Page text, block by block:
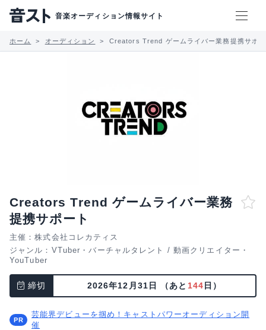
音楽オーディション情報サイト
ホーム オーディション Creators Trend ゲームライバー業務提携サポ
Creators Trend ゲームライバー業務
提携サポート
主催：株式会社コレカティス
ジャンル： VTuber・バーチャルタレント / 動画クリエイター・
YouTuber
締切 2026年12月31日 （あと 144 日）
芸能界デビューを掴め！キャストパワーオーディション開
催